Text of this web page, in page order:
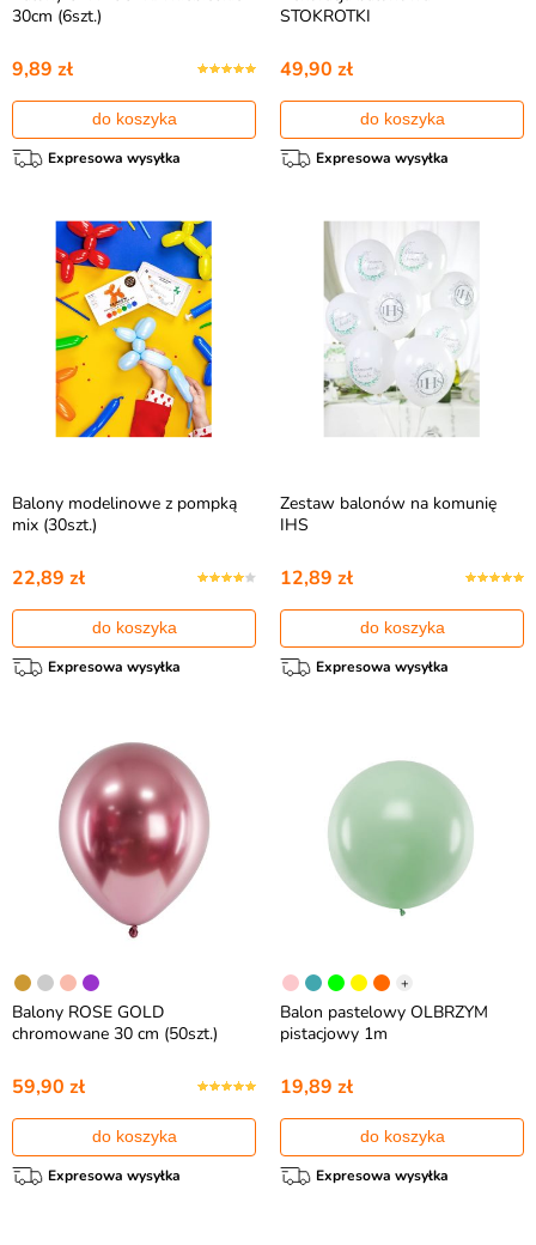
30cm (6szt.)
9,89 zł
do koszyka
Expresowa wysyłka
STOKROTKI
49,90 zł
do koszyka
Expresowa wysyłka
Balony modelinowe z pompką
mix (30szt.)
22,89 zł
do koszyka
Expresowa wysyłka
Zestaw balonów na komunię
IHS
12,89 zł
do koszyka
Expresowa wysyłka
Balony ROSE GOLD
chromowane 30 cm (50szt.)
59,90 zł
do koszyka
Expresowa wysyłka
+
Balon pastelowy OLBRZYM
pistacjowy 1m
19,89 zł
do koszyka
Expresowa wysyłka